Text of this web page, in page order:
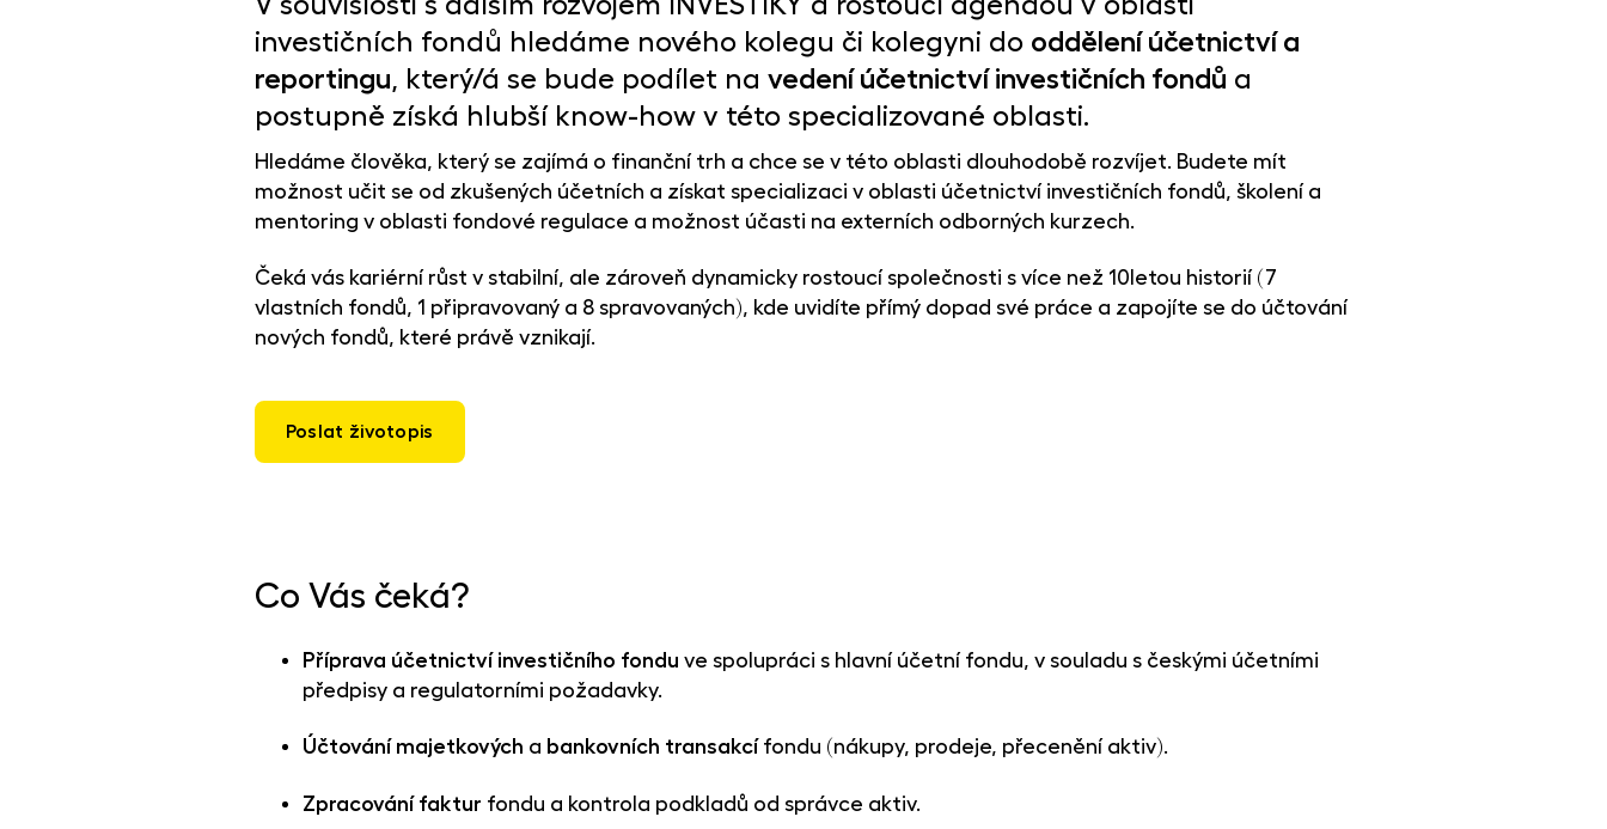
investičních fondů hledáme nového kolegu či kolegyni do oddělení účetnictví a
reportingu, který/á se bude podílet na vedení účetnictví investičních fondů a
postupně získá hlubší know-how v této specializované oblasti.
Hledáme člověka, který se zajímá o finanční trh a chce se v této oblasti dlouhodobě rozvíjet. Budete mít
možnost učit se od zkušených účetních a získat specializaci v oblasti účetnictví investičních fondů, školení a
mentoring v oblasti fondové regulace a možnost účasti na externích odborných kurzech.
Čeká vás kariérní růst v stabilní, ale zároveň dynamicky rostoucí společnosti s více než 10letou historií (7
vlastních fondů, 1 připravovaný a 8 spravovaných), kde uvidíte přímý dopad své práce a zapojíte se do účtování
nových fondů, které právě vznikají.
Poslat životopis
Co Vás čeká?
Příprava účetnictví investičního fondu ve spolupráci s hlavní účetní fondu, v souladu s českými účetními
předpisy a regulatorními požadavky.
Účtování majetkových a bankovních transakcífondu (nákupy, prodeje, přecenění aktiv).
Zpracování faktur fondu a kontrola podkladů od správce aktiv.